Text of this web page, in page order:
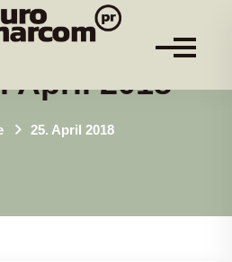
April 2018
25. April 2018